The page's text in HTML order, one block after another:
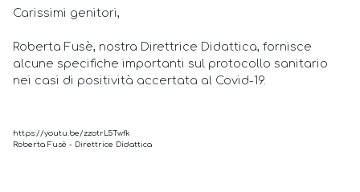
Carissimi genitori,
Roberta Fusè, nostra Direttrice Didattica, fornisce
alcune specifiche importanti sul protocollo sanitario
nei casi di positività accertata al Covid-19.
https://youtu.be/zzotrL5Twfk
Roberta Fusè - Direttrice Didattica